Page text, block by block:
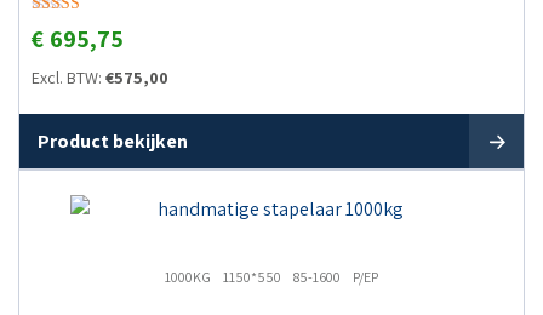
Gewaardeerd
5.00
€ 695,75
Excl. BTW: €575,00
Product bekijken
1000KG 1150*550 85-1600 P/EP